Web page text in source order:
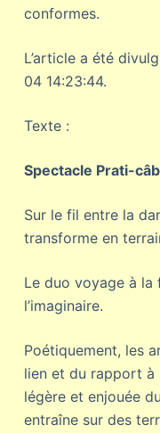
conformes.
L’article a été
04 14:23:44.
Texte :
Spectacle Prati-
Sur le fil entre la
transforme en
Le duo voyage à
l’imaginaire.
Poétiquement, les
lien et du rapport à
légère et enjouée
entraîne sur des